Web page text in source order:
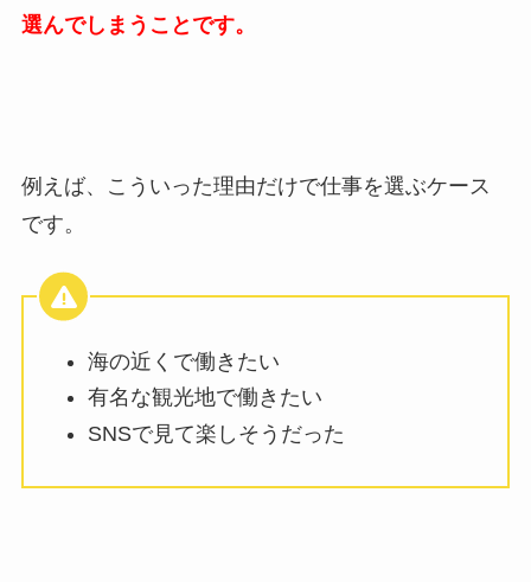
選んでしまうことです。
例えば、こういった理由だけで仕事を選ぶケース
です。
海の近くで働きたい
有名な観光地で働きたい
SNSで見て楽しそうだった